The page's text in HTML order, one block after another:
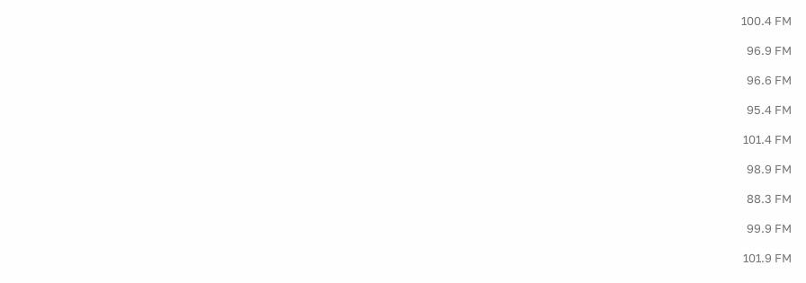
100.4 FM
96.9 FM
96.6 FM
95.4 FM
101.4 FM
98.9 FM
88.3 FM
99.9 FM
101.9 FM